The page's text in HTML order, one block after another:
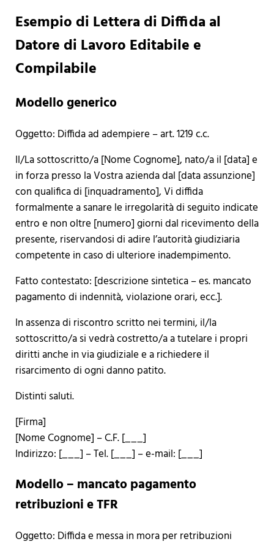
Esempio di Lettera di Diffida al
Datore di Lavoro Editabile e
Compilabile
Modello generico
Oggetto: Diffida ad adempiere – art. 1219 c.c.
Il/La sottoscritto/a [Nome Cognome], nato/a il [data] e
in forza presso la Vostra azienda dal [data assunzione]
con qualifica di [inquadramento], Vi diffida
formalmente a sanare le irregolarità di seguito indicate
entro e non oltre [numero] giorni dal ricevimento della
presente, riservandosi di adire l’autorità giudiziaria
competente in caso di ulteriore inadempimento.
Fatto contestato: [descrizione sintetica – es. mancato
pagamento di indennità, violazione orari, ecc.].
In assenza di riscontro scritto nei termini, il/​la
sottoscritto/a si vedrà costretto/a a tutelare i propri
diritti anche in via giudiziale e a richiedere il
risarcimento di ogni danno patito.
Distinti saluti.
[Firma]
[Nome Cognome] – C.F. [___]
Indirizzo: [___] – Tel. [___] – e-mail: [___]
Modello – mancato pagamento
retribuzioni e TFR
Oggetto: Diffida e messa in mora per retribuzioni